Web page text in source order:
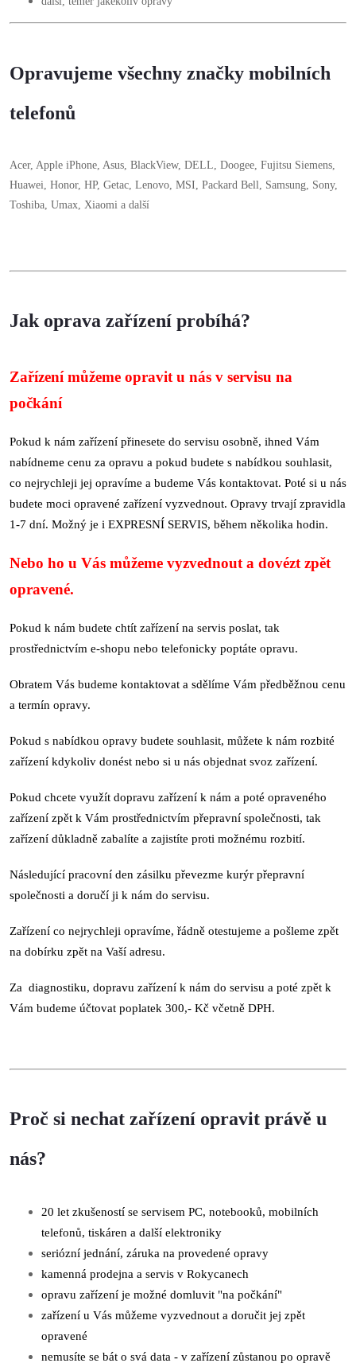
Opravujeme všechny značky mobilních
telefonů
Acer, Apple iPhone, Asus, BlackView, DELL, Doogee, Fujitsu Siemens,
Huawei, Honor, HP, Getac, Lenovo, MSI, Packard Bell, Samsung, Sony,
Toshiba, Umax, Xiaomi a další
Jak oprava zařízení probíhá?
Zařízení můžeme opravit u nás v servisu na
počkání
Pokud k nám zařízení přinesete do servisu osobně, ihned Vám
nabídneme cenu za opravu a pokud budete s nabídkou souhlasit,
co nejrychleji jej opravíme a budeme Vás kontaktovat. Poté si u nás
budete moci opravené zařízení vyzvednout. Opravy trvají zpravidla
1-7 dní. Možný je i EXPRESNÍ SERVIS, během několika hodin.
Nebo ho u Vás můžeme vyzvednout a dovézt zpět
opravené.
Pokud k nám budete chtít zařízení na servis poslat, tak
prostřednictvím e-shopu nebo telefonicky poptáte opravu.
Obratem Vás budeme kontaktovat a sdělíme Vám předběžnou cenu
a termín opravy.
Pokud s nabídkou opravy budete souhlasit, můžete k nám rozbité
zařízení kdykoliv donést nebo si u nás objednat svoz zařízení.
Pokud chcete využít dopravu zařízení k nám a poté opraveného
zařízení zpět k Vám prostřednictvím přepravní společnosti, tak
zařízení důkladně zabalíte a zajistíte proti možnému rozbití.
Následující pracovní den zásilku převezme kurýr přepravní
společnosti a doručí ji k nám do servisu.
Zařízení co nejrychleji opravíme, řádně otestujeme a pošleme zpět
na dobírku zpět na Vaší adresu.
Za diagnostiku, dopravu zařízení k nám do servisu a poté zpět k
Vám budeme účtovat poplatek 300,- Kč včetně DPH.
Proč si nechat zařízení opravit právě u
nás?
20 let zkušeností se servisem PC, notebooků, mobilních
telefonů, tiskáren a další elektroniky
seriózní jednání, záruka na provedené opravy
kamenná prodejna a servis v Rokycanech
opravu zařízení je možné domluvit "na počkání"
zařízení u Vás můžeme vyzvednout a doručit jej zpět
opravené
nemusíte se bát o svá data - v zařízení zůstanou po opravě